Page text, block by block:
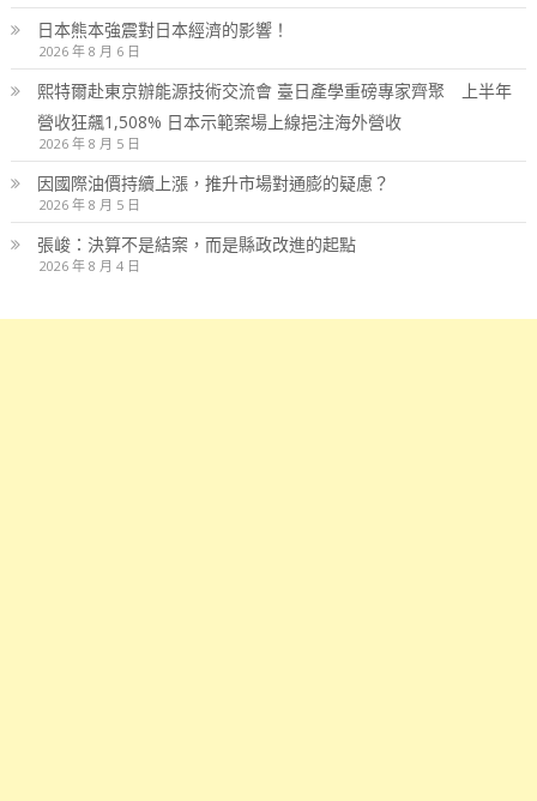
日本熊本強震對日本經濟的影響！
2026 年 8 月 6 日
熙特爾赴東京辦能源技術交流會 臺日產學重磅專家齊聚 上半年
營收狂飆1,508% 日本示範案場上線挹注海外營收
2026 年 8 月 5 日
因國際油價持續上漲，推升市場對通膨的疑慮？
2026 年 8 月 5 日
張峻：決算不是結案，而是縣政改進的起點
2026 年 8 月 4 日